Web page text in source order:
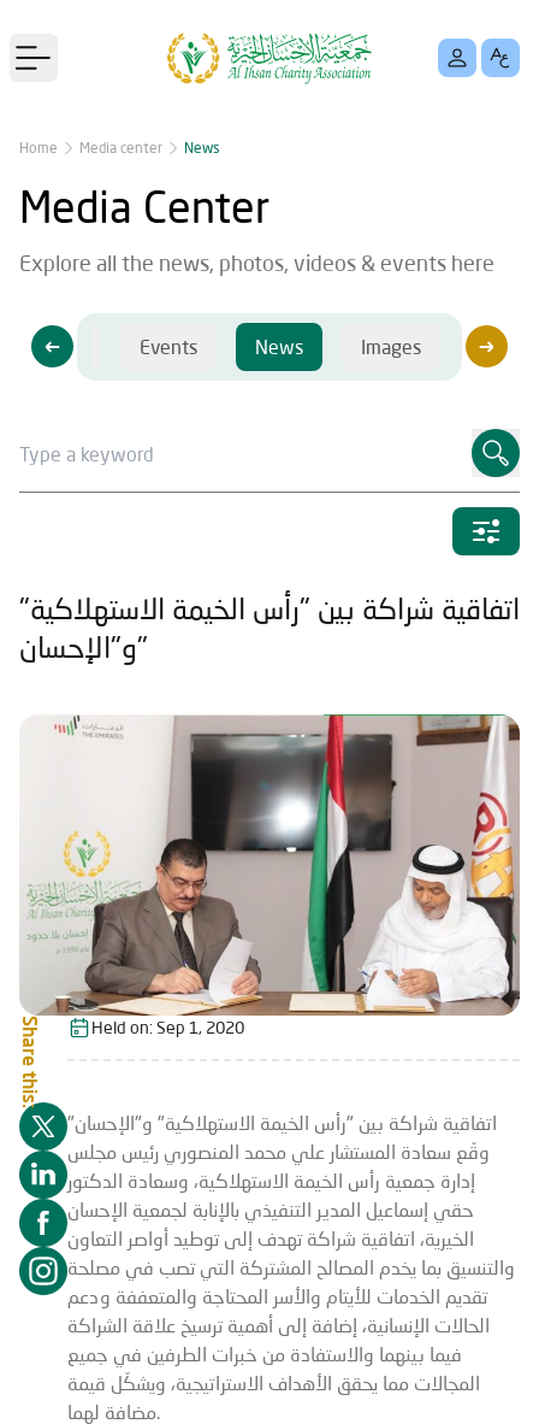
Open main menu
Home Media center News
Media Center
Explore all the news, photos, videos & events here
Videos Events News Images Videos
اتفاقية شراكة بين "رأس الخيمة الاستهلاكية"
و"الإحسان"
Share this: Held on:Sep 1, 2020
اتفاقية شراكة بين "رأس الخيمة الاستهلاكية" و"الإحسان"
وقّع سعادة المستشار علي محمد المنصوري رئيس مجلس
إدارة جمعية رأس الخيمة الاستهلاكية، وسعادة الدكتور
حقي إسماعيل المدير التنفيذي بالإنابة لجمعية الإحسان
الخيرية، اتفاقية شراكة تهدف إلى توطيد أواصر التعاون
والتنسيق بما يخدم المصالح المشتركة التي تصب في مصلحة
تقديم الخدمات للأيتام والأسر المحتاجة والمتعففة ودعم
الحالات الإنسانية، إضافة إلى أهمية ترسيخ علاقة الشراكة
فيما بينهما والاستفادة من خبرات الطرفين في جميع
المجالات مما يحقق الأهداف الاستراتيجية، ويشكّل قيمة
مضافة لهما.